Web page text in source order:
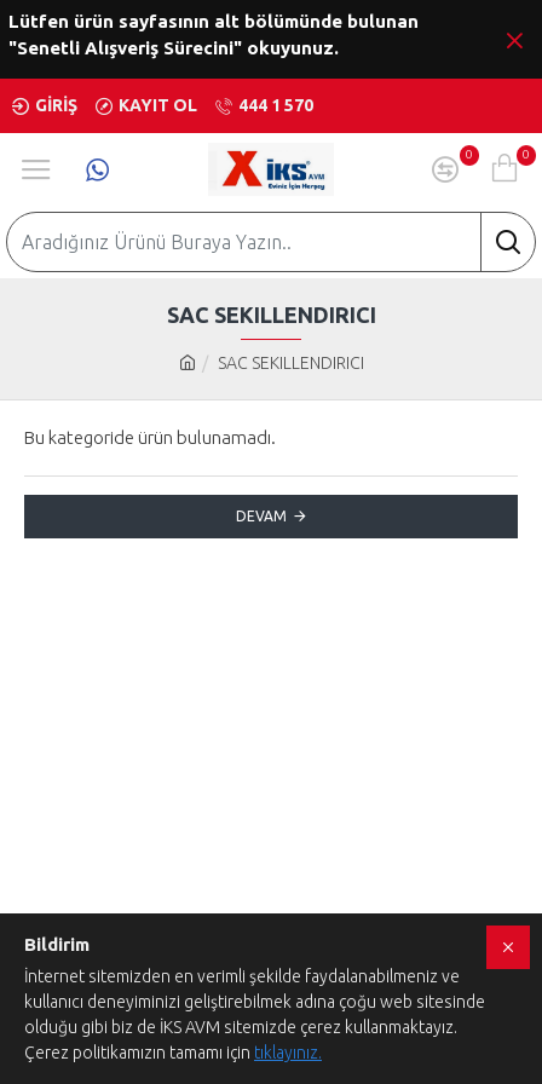
Lütfen ürün sayfasının alt bölümünde bulunan
"Senetli Alışveriş Sürecini" okuyunuz.
GIRIŞ KAYIT OL 444 1 570
0 0
SAC SEKILLENDIRICI
SAC SEKILLENDIRICI
Bu kategoride ürün bulunamadı.
DEVAM
Bildirim
İnternet sitemizden en verimli şekilde faydalanabilmeniz ve
kullanıcı deneyiminizi geliştirebilmek adına çoğu web sitesinde
olduğu gibi biz de İKS AVM sitemizde çerez kullanmaktayız.
Çerez politikamızın tamamı için tıklayınız.